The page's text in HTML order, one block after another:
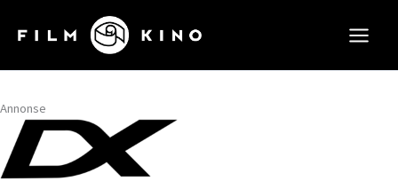
rett
innholdet
Annonse